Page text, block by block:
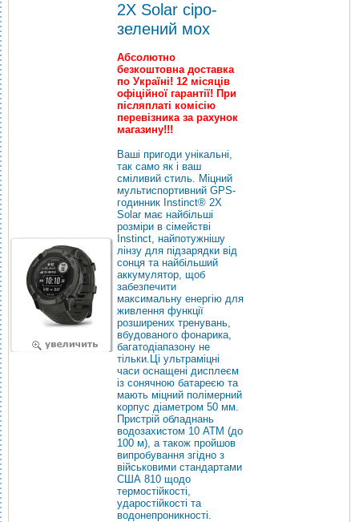
2X Solar сіро-
зелений мох
Абсолютно
безкоштовна доставка
по Україні! 12 місяців
офіційної гарантії! При
післяплаті комісію
перевізника за рахунок
магазину!!!
Ваші пригоди унікальні,
так само як і ваш
сміливий стиль. Міцний
мультиспортивний GPS-
годинник Instinct® 2X
Solar має найбільші
розміри в сімействі
Instinct, найпотужнішу
лінзу для підзарядки від
сонця та найбільший
аккумулятор, щоб
забезпечити
максимальну енергію для
живлення функції
розширених тренувань,
вбудованого фонарика,
багатодіапазону не
тільки.Ці ультраміцні
часи оснащені дисплеєм
із сонячною батареєю та
мають міцний полімерний
корпус діаметром 50 мм.
Пристрій обладнань
водозахистом 10 АТМ (до
100 м), а також пройшов
випробування згідно з
військовими стандартами
США 810 щодо
термостійкості,
ударостійкості та
водонепроникності.